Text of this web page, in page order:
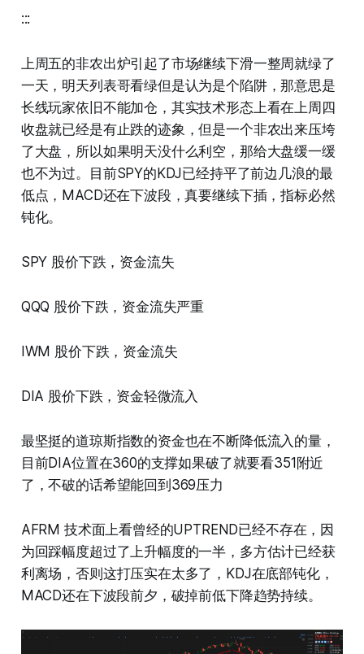
:::
上周五的非农出炉引起了市场继续下滑一整周就绿了
一天，明天列表哥看绿但是认为是个陷阱，那意思是
长线玩家依旧不能加仓，其实技术形态上看在上周四
收盘就已经是有止跌的迹象，但是一个非农出来压垮
了大盘，所以如果明天没什么利空，那给大盘缓一缓
也不为过。目前SPY的KDJ已经持平了前边几浪的最
低点，MACD还在下波段，真要继续下插，指标必然
钝化。
SPY 股价下跌，资金流失
QQQ 股价下跌，资金流失严重
IWM 股价下跌，资金流失
DIA 股价下跌，资金轻微流入
最坚挺的道琼斯指数的资金也在不断降低流入的量，
目前DIA位置在360的支撑如果破了就要看351附近
了，不破的话希望能回到369压力
AFRM 技术面上看曾经的UPTREND已经不存在，因
为回踩幅度超过了上升幅度的一半，多方估计已经获
利离场，否则这打压实在太多了，KDJ在底部钝化，
MACD还在下波段前夕，破掉前低下降趋势持续。